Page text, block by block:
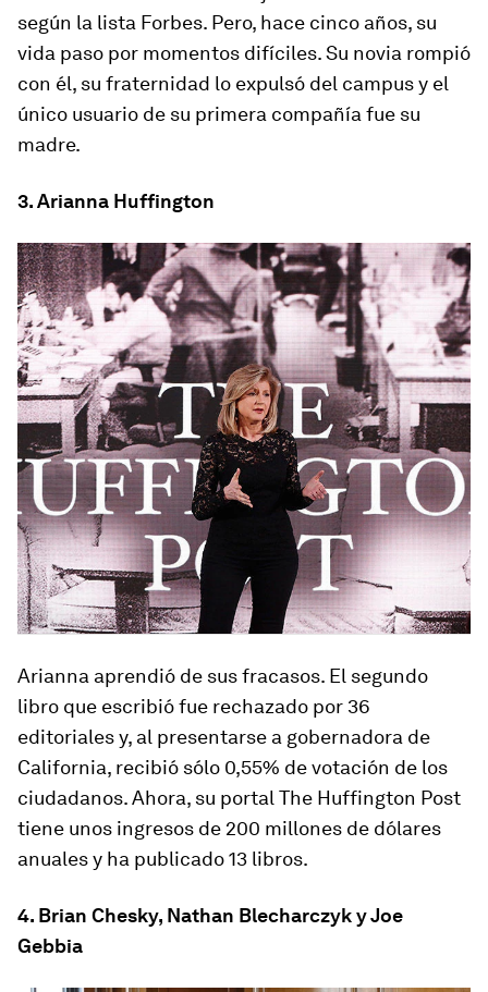
según la lista Forbes. Pero, hace cinco años, su
vida paso por momentos difíciles. Su novia rompió
con él, su fraternidad lo expulsó del campus y el
único usuario de su primera compañía fue su
madre.
3. Arianna Huffington
Arianna aprendió de sus fracasos. El segundo
libro que escribió fue rechazado por 36
editoriales y, al presentarse a gobernadora de
California, recibió sólo 0,55% de votación de los
ciudadanos. Ahora, su portal The Huffington Post
tiene unos ingresos de 200 millones de dólares
anuales y ha publicado 13 libros.
4. Brian Chesky, Nathan Blecharczyk y Joe
Gebbia